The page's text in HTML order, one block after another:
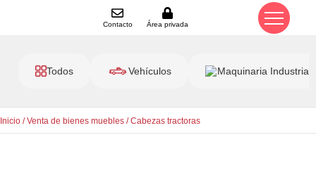
Contacto Área privada
Todos Vehículos Maquinaria Industrial
Inicio /Venta de bienes muebles /Cabezas tractoras